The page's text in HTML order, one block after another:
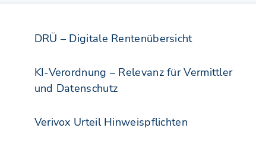
DRÜ – Digitale Rentenübersicht
KI-Verordnung – Relevanz für Vermittler
und Datenschutz
Verivox Urteil Hinweispflichten